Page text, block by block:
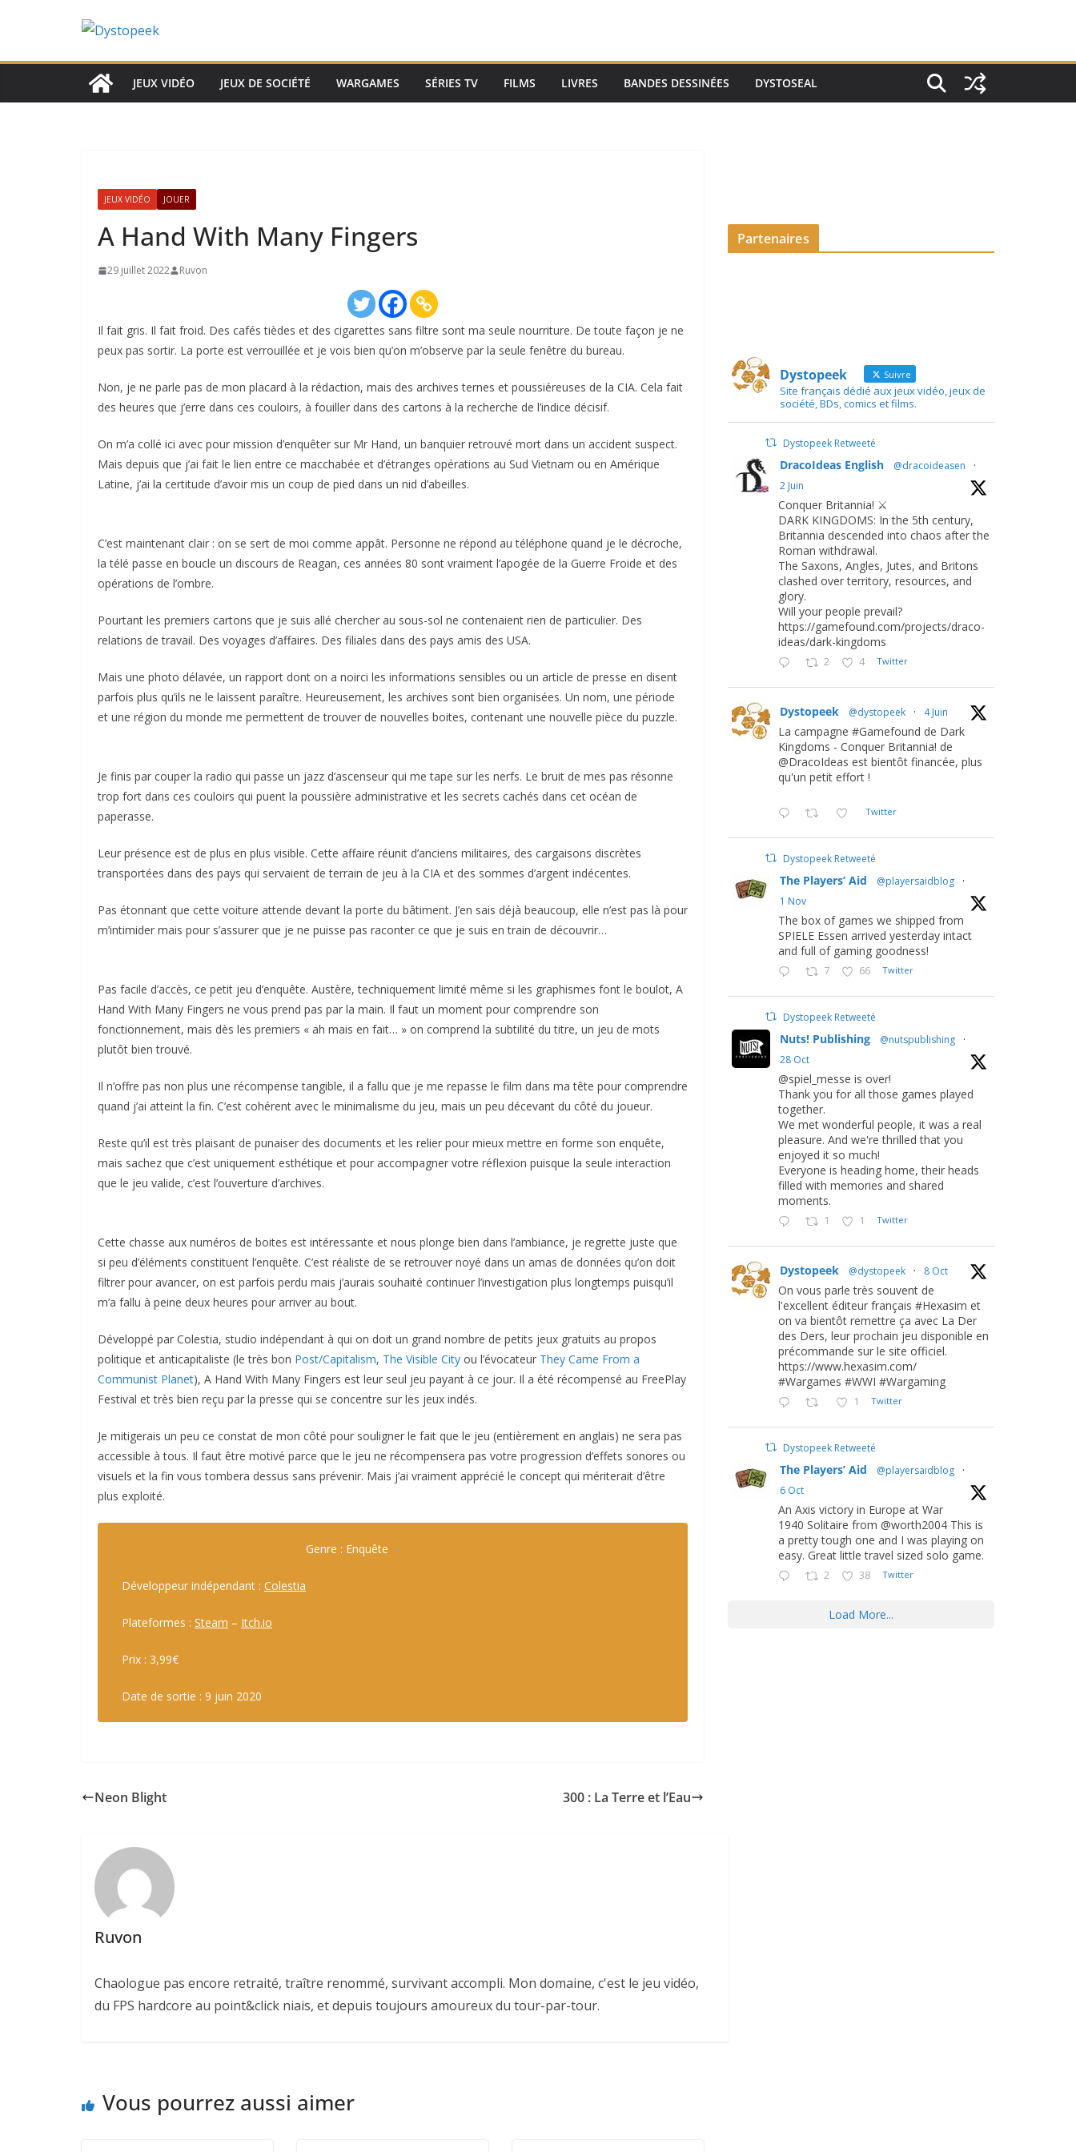
JEUX VIDÉO JEUX DE SOCIÉTÉ WARGAMES SÉRIES TV FILMS LIVRES BANDES DESSINÉES DYSTOSEAL
JEUX VIDÉO JOUER
A Hand With Many Fingers
29 juillet 2022 Ruvon
Il fait gris. Il fait froid. Des cafés tièdes et des cigarettes sans filtre sont ma seule nourriture. De toute façon je ne
peux pas sortir. La porte est verrouillée et je vois bien qu’on m’observe par la seule fenêtre du bureau.
Non, je ne parle pas de mon placard à la rédaction, mais des archives ternes et poussiéreuses de la CIA. Cela fait
des heures que j’erre dans ces couloirs, à fouiller dans des cartons à la recherche de l’indice décisif.
On m’a collé ici avec pour mission d’enquêter sur Mr Hand, un banquier retrouvé mort dans un accident suspect.
Mais depuis que j’ai fait le lien entre ce macchabée et d’étranges opérations au Sud Vietnam ou en Amérique
Latine, j’ai la certitude d’avoir mis un coup de pied dans un nid d’abeilles.
C’est maintenant clair : on se sert de moi comme appât. Personne ne répond au téléphone quand je le décroche,
la télé passe en boucle un discours de Reagan, ces années 80 sont vraiment l’apogée de la Guerre Froide et des
opérations de l’ombre.
Pourtant les premiers cartons que je suis allé chercher au sous-sol ne contenaient rien de particulier. Des
relations de travail. Des voyages d’affaires. Des filiales dans des pays amis des USA.
Mais une photo délavée, un rapport dont on a noirci les informations sensibles ou un article de presse en disent
parfois plus qu’ils ne le laissent paraître. Heureusement, les archives sont bien organisées. Un nom, une période
et une région du monde me permettent de trouver de nouvelles boites, contenant une nouvelle pièce du puzzle.
Je finis par couper la radio qui passe un jazz d’ascenseur qui me tape sur les nerfs. Le bruit de mes pas résonne
trop fort dans ces couloirs qui puent la poussière administrative et les secrets cachés dans cet océan de
paperasse.
Leur présence est de plus en plus visible. Cette affaire réunit d’anciens militaires, des cargaisons discrètes
transportées dans des pays qui servaient de terrain de jeu à la CIA et des sommes d’argent indécentes.
Pas étonnant que cette voiture attende devant la porte du bâtiment. J’en sais déjà beaucoup, elle n’est pas là pour
m’intimider mais pour s’assurer que je ne puisse pas raconter ce que je suis en train de découvrir…
Pas facile d’accès, ce petit jeu d’enquête. Austère, techniquement limité même si les graphismes font le boulot, A
Hand With Many Fingers ne vous prend pas par la main. Il faut un moment pour comprendre son
fonctionnement, mais dès les premiers « ah mais en fait… » on comprend la subtilité du titre, un jeu de mots
plutôt bien trouvé.
Il n’offre pas non plus une récompense tangible, il a fallu que je me repasse le film dans ma tête pour comprendre
quand j’ai atteint la fin. C’est cohérent avec le minimalisme du jeu, mais un peu décevant du côté du joueur.
Reste qu’il est très plaisant de punaiser des documents et les relier pour mieux mettre en forme son enquête,
mais sachez que c’est uniquement esthétique et pour accompagner votre réflexion puisque la seule interaction
que le jeu valide, c’est l’ouverture d’archives.
Cette chasse aux numéros de boites est intéressante et nous plonge bien dans l’ambiance, je regrette juste que
si peu d’éléments constituent l’enquête. C’est réaliste de se retrouver noyé dans un amas de données qu’on doit
filtrer pour avancer, on est parfois perdu mais j’aurais souhaité continuer l’investigation plus longtemps puisqu’il
m’a fallu à peine deux heures pour arriver au bout.
Développé par Colestia, studio indépendant à qui on doit un grand nombre de petits jeux gratuits au propos
politique et anticapitaliste (le très bon Post/Capitalism, The Visible City ou l’évocateur They Came From a
Communist Planet), A Hand With Many Fingers est leur seul jeu payant à ce jour. Il a été récompensé au FreePlay
Festival et très bien reçu par la presse qui se concentre sur les jeux indés.
Je mitigerais un peu ce constat de mon côté pour souligner le fait que le jeu (entièrement en anglais) ne sera pas
accessible à tous. Il faut être motivé parce que le jeu ne récompensera pas votre progression d’effets sonores ou
visuels et la fin vous tombera dessus sans prévenir. Mais j’ai vraiment apprécié le concept qui mériterait d’être
plus exploité.
Genre : Enquête
Développeur indépendant : Colestia
Plateformes : Steam – Itch.io
Prix : 3,99€
Date de sortie : 9 juin 2020
Neon Blight 300 : La Terre et l’Eau
Ruvon
Chaologue pas encore retraité, traître renommé, survivant accompli. Mon domaine, c'est le jeu vidéo,
du FPS hardcore au point&click niais, et depuis toujours amoureux du tour-par-tour.
Vous pourrez aussi aimer
Partenaires
Dystopeek Suivre
Site français dédié aux jeux vidéo, jeux de
société, BDs, comics et films.
Dystopeek Retweeté
DracoIdeas English @dracoideasen
·
2 Juin
Conquer Britannia! ⚔️
DARK KINGDOMS: In the 5th century,
Britannia descended into chaos after the
Roman withdrawal.
The Saxons, Angles, Jutes, and Britons
clashed over territory, resources, and
glory.
Will your people prevail?
https://gamefound.com/projects/draco-
ideas/dark-kingdoms
2 4 Twitter
Dystopeek @dystopeek · 4 Juin
La campagne #Gamefound de Dark
Kingdoms - Conquer Britannia! de
@DracoIdeas est bientôt financée, plus
qu'un petit effort !
Twitter
Dystopeek Retweeté
The Players’ Aid @playersaidblog
·
1 Nov
The box of games we shipped from
SPIELE Essen arrived yesterday intact
and full of gaming goodness!
7 66 Twitter
Dystopeek Retweeté
Nuts! Publishing @nutspublishing
·
28 Oct
@spiel_messe is over!
Thank you for all those games played
together.
We met wonderful people, it was a real
pleasure. And we're thrilled that you
enjoyed it so much!
Everyone is heading home, their heads
filled with memories and shared
moments.
1 1 Twitter
Dystopeek @dystopeek · 8 Oct
On vous parle très souvent de
l'excellent éditeur français #Hexasim et
on va bientôt remettre ça avec La Der
des Ders, leur prochain jeu disponible en
précommande sur le site officiel.
https://www.hexasim.com/
#Wargames #WWI #Wargaming
1 Twitter
Dystopeek Retweeté
The Players’ Aid @playersaidblog
·
6 Oct
An Axis victory in Europe at War
1940 Solitaire from @worth2004 This is
a pretty tough one and I was playing on
easy. Great little travel sized solo game.
2 38 Twitter
Load More...